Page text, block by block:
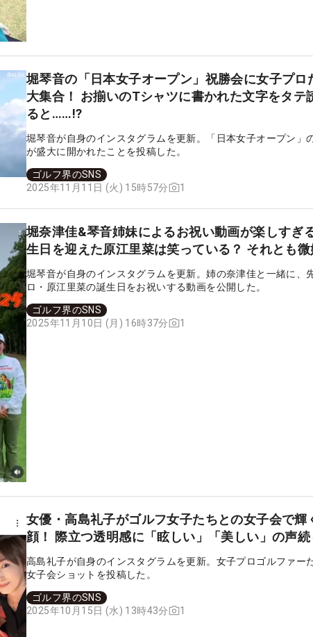
堀琴音の「日本女子オープン」祝勝会に女子プロ
大集合！ お揃いのTシャツに書かれた文字をタテ
ると……!?
堀琴音が自身のインスタグラムを更新。「日本女子オープン」
が盛大に開かれたことを投稿した。
ゴルフ界のSNS
2025年11月11日 (火) 15時57分
1
堀奈津佳&琴音姉妹によるお祝い動画が楽しすぎ
生日を迎えた原江里菜は笑っている？ それとも微
堀琴音が自身のインスタグラムを更新。姉の奈津佳と一緒に、
ロ・原江里菜の誕生日をお祝いする動画を公開した。
ゴルフ界のSNS
2025年11月10日 (月) 16時37分
1
女優・高島礼子がゴルフ女子たちとの女子会で輝
顔！ 際立つ透明感に「眩しい」「美しい」の声続
高島礼子が自身のインスタグラムを更新。女子プロゴルファー
女子会ショットを投稿した。
ゴルフ界のSNS
2025年10月15日 (水) 13時43分
1